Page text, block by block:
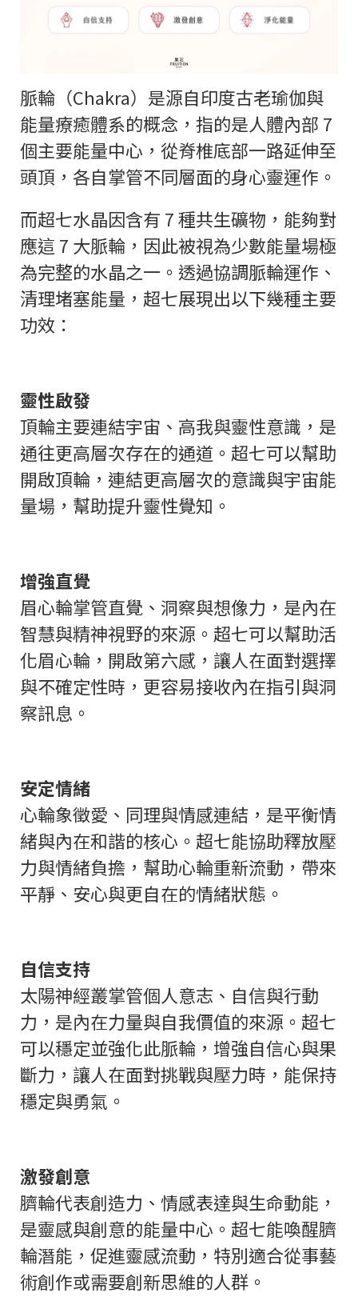
脈輪（Chakra）是源自印度古老瑜伽與
能量療癒體系的概念，指的是人體內部 7
個主要能量中心，從脊椎底部一路延伸至
頭頂，各自掌管不同層面的身心靈運作。
而超七水晶因含有 7 種共生礦物，能夠對
應這 7 大脈輪，因此被視為少數能量場極
為完整的水晶之一。透過協調脈輪運作、
清理堵塞能量，超七展現出以下幾種主要
功效：
靈性啟發
頂輪主要連結宇宙、高我與靈性意識，是
通往更高層次存在的通道。超七可以幫助
開啟頂輪，連結更高層次的意識與宇宙能
量場，幫助提升靈性覺知。
增強直覺
眉心輪掌管直覺、洞察與想像力，是內在
智慧與精神視野的來源。超七可以幫助活
化眉心輪，開啟第六感，讓人在面對選擇
與不確定性時，更容易接收內在指引與洞
察訊息。
安定情緒
心輪象徵愛、同理與情感連結，是平衡情
緒與內在和諧的核心。超七能協助釋放壓
力與情緒負擔，幫助心輪重新流動，帶來
平靜、安心與更自在的情緒狀態。
自信支持
太陽神經叢掌管個人意志、自信與行動
力，是內在力量與自我價值的來源。超七
可以穩定並強化此脈輪，增強自信心與果
斷力，讓人在面對挑戰與壓力時，能保持
穩定與勇氣。
激發創意
臍輪代表創造力、情感表達與生命動能，
是靈感與創意的能量中心。超七能喚醒臍
輪潛能，促進靈感流動，特別適合從事藝
術創作或需要創新思維的人群。